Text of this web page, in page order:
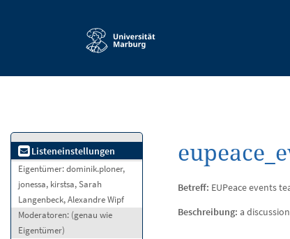
Listeneinstellungen
Eigentümer:dominik.ploner,
jonessa, kirstsa, Sarah
Langenbeck, Alexandre Wipf
Moderatoren: (genau wie
Eigentümer)
Betreff: EUPeace events
Beschreibung: a